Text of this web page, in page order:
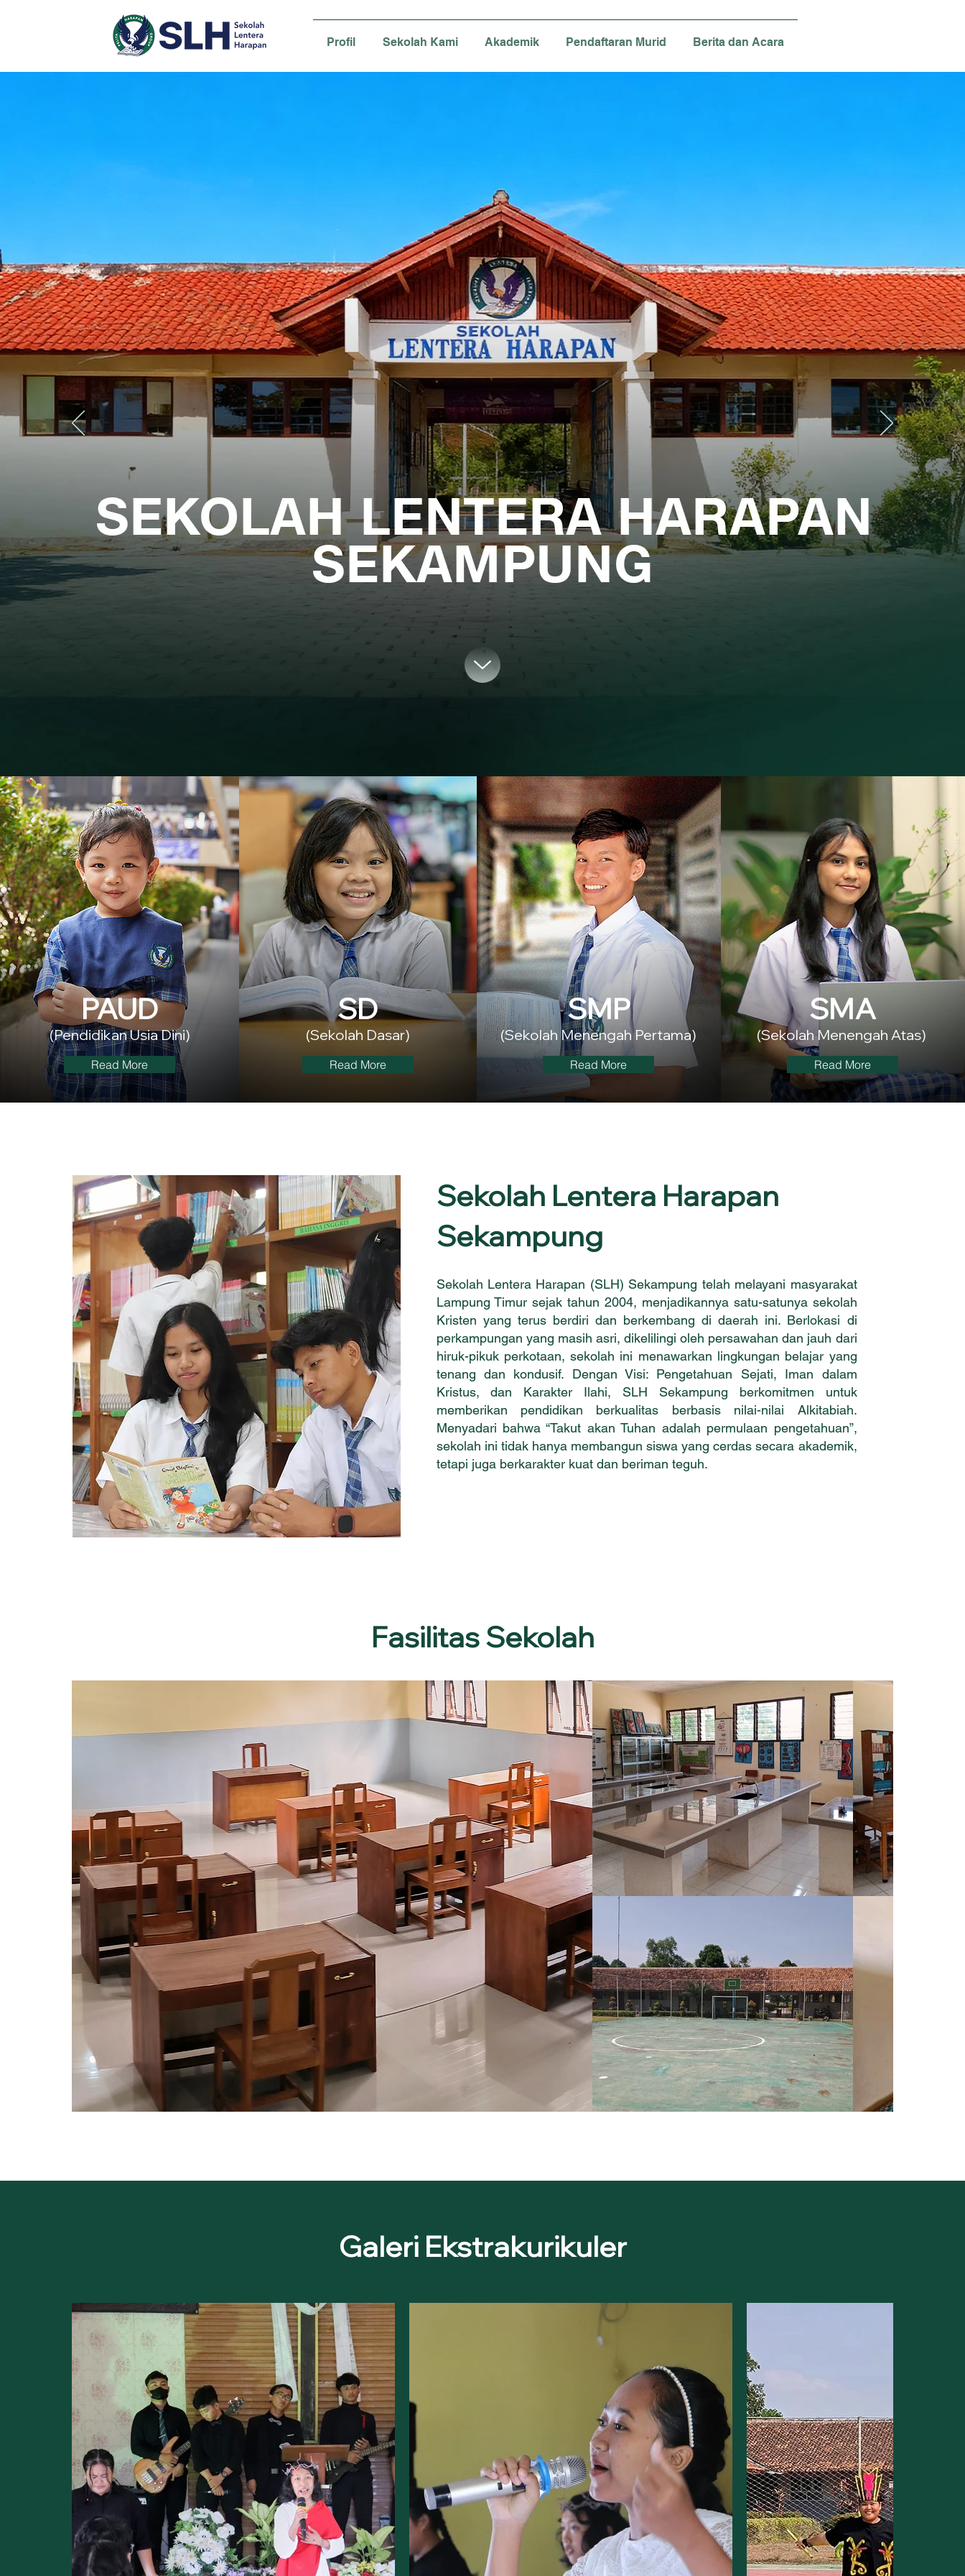
Profil Sekolah Kami Akademik Pendaftaran Murid Berita dan Acara
PAUD
(Pendidikan Usia Dini)
Read More
(Sekolah Dasar)
SD
Read More
(Sekolah Menengah Pertama)
SMP
Read More
(Sekolah Menengah Atas)
SMA
Read More
Sekolah Lentera Harapan
Sekampung
Sekolah Lentera Harapan (SLH) Sekampung telah melayani masyarakat
Lampung Timur sejak tahun 2004, menjadikannya satu-satunya sekolah
Kristen yang terus berdiri dan berkembang di daerah ini. Berlokasi di
perkampungan yang masih asri, dikelilingi oleh persawahan dan jauh dari
hiruk-pikuk perkotaan, sekolah ini menawarkan lingkungan belajar yang
tenang dan kondusif. Dengan Visi: Pengetahuan Sejati, Iman dalam
Kristus, dan Karakter Ilahi, SLH Sekampung berkomitmen untuk
memberikan pendidikan berkualitas berbasis nilai-nilai Alkitabiah.
Menyadari bahwa “Takut akan Tuhan adalah permulaan pengetahuan”,
sekolah ini tidak hanya membangun siswa yang cerdas secara akademik,
tetapi juga berkarakter kuat dan beriman teguh.
Fasilitas Sekolah
Galeri Ekstrakurikuler